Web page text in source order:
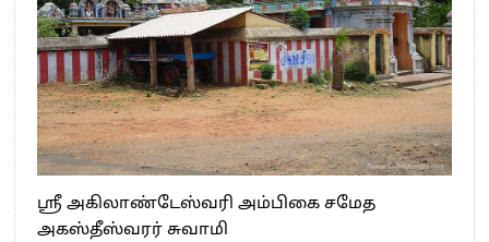
ஸ்ரீ அகிலாண்டேஸ்வரி அம்பிகை சமேத
அகஸ்தீஸ்வரர் சுவாமி